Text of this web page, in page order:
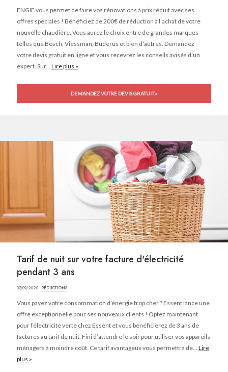
ENGIE vous permet de faire vos rénovations à prix réduit avec ses
offres spéciales ! Bénéficiez de 200€ de réduction à l’achat de votre
nouvelle chaudière. Vous aurez le choix entre de grandes marques
telles que Bosch, Viessman, Buderus et bien d’autres. Demandez
votre devis gratuit en ligne et vous recevrez les conseils avisés d’un
expert. Sur... Lire plus »
DEMANDEZ VOTRE DEVIS GRATUIT »
Tarif de nuit sur votre facture d'électricité
pendant 3 ans
07/09/2020 · RÉDUCTIONS
Vous payez votre consommation d’énergie trop cher ? Essent lance une
offre exceptionnelle pour ses nouveaux clients ! Optez maintenant
pour l’électricité verte chez Essent et vous bénéficierez de 3 ans de
factures au tarif de nuit. Fini d’attendre le soir pour utiliser vos appareils
ménagers à moindre coût. Ce tarif avantageux vous permettra de... Lire
plus »